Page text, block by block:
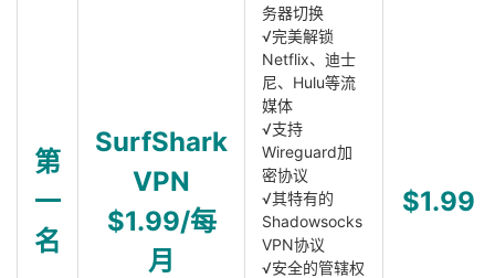
第
一
名
SurfShark
VPN
$1.99/每
月
务器切换
√完美解锁
Netflix、迪士
尼、Hulu等流
媒体
√支持
Wireguard加
密协议
√其特有的
Shadowsocks
VPN协议
√安全的管辖权
$1.99